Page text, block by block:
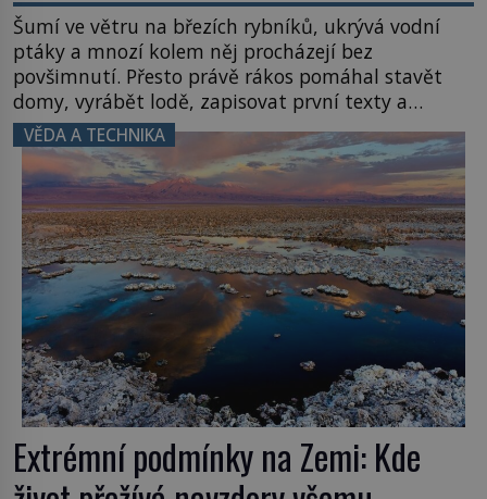
Šumí ve větru na březích rybníků, ukrývá vodní
ptáky a mnozí kolem něj procházejí bez
povšimnutí. Přesto právě rákos pomáhal stavět
domy, vyrábět lodě, zapisovat první texty a
inspiroval řadu pověstí. Tato skromná, ale
užitečná rostlina provází člověka už tisíce let.
Většina lidí vnímá rákos jen jako obyčejnou kulisu
letního koupání. Stačí se však podívat […]
VĚDA A TECHNIKA
Extrémní podmínky na Zemi: Kde